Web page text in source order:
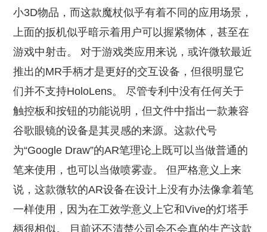
小3D物品，而这款魔杖似乎有着不同的应用场景，
上面的扳机似乎暗示着用户可以握紧物体，甚至在
游戏中射击。 对于游戏类应用来说，或许微软最近
推出的MR手柄才是更好的交互设备，但很明显它
们并不支持HoloLens。 尽管专利中没有任何关于
触控板和按钮的功能说明，但文件中指出一款兼容
谷歌眼镜的设备是其灵感的来源。这款代号
为“Google Draw”的AR笔理论上既可以当做普通的
笔来使用，也可以当做喷雾壶。 但严格意义上来
说，这款微软的AR设备在设计上没有办法像拿着笔
一样使用，因为在工效学意义上它和Vive的灯塔手
柄很相似。 目前还不清楚公司会不会真的生产这款